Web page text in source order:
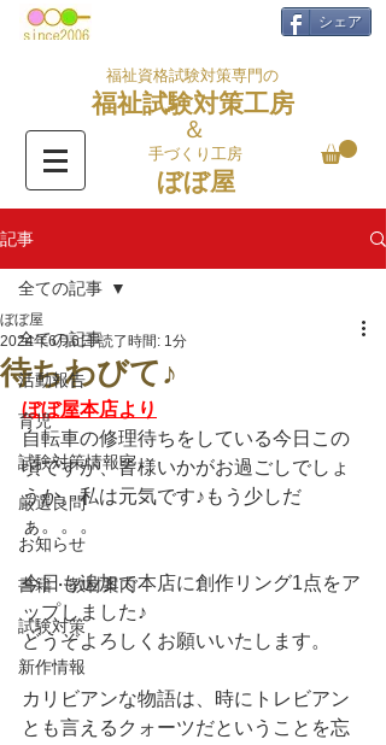
シェア
福祉資格試験対策専門の
福祉試験対策工房
＆
手づくり工房
ぼぼ屋
記事
全ての記事
活動報告
育児
試験対策情報室
厳選良問
お知らせ
書籍・教材案内
試験対策
新作情報
全ての記事
待ちわびて♪
ぼぼ屋
2024年6月6日 読了時間: 1分
ぼぼ屋本店より
自転車の修理待ちをしている今日この
頃ですが、皆様いかがお過ごしでしょ
うか。私は元気です♪もう少しだ
ぁ。。。
今日も追加で本店に創作リング1点をア
ップしました♪
どうぞよろしくお願いいたします。
カリビアンな物語は、時にトレビアン
とも言えるクォーツだということを忘